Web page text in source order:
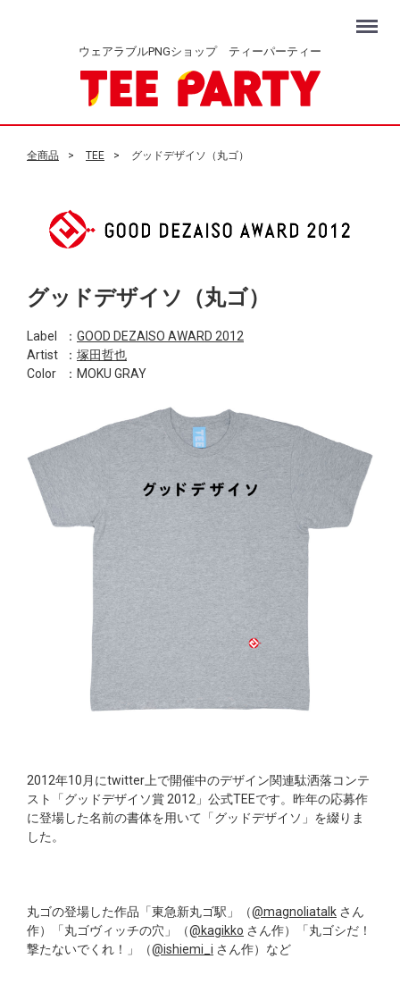
ウェアラブルPNGショップ ティーパーティー
Menu
全商品 TEE グッドデザイソ（丸ゴ）
グッドデザイソ（丸ゴ）
Label ： GOOD DEZAISO AWARD 2012
Artist
： 塚田哲也
Color
：MOKU GRAY
2012年10月にtwitter上で開催中のデザイン関連駄洒落コンテ
スト「グッドデザイソ賞 2012」公式TEEです。昨年の応募作
に登場した名前の書体を用いて「グッドデザイソ」を綴りま
した。
丸ゴの登場した作品「東急新丸ゴ駅」（@magnoliatalk さん
作）「丸ゴヴィッチの穴」（@kagikko さん作）「丸ゴシだ！
撃たないでくれ！」（@ishiemi_i さん作）など